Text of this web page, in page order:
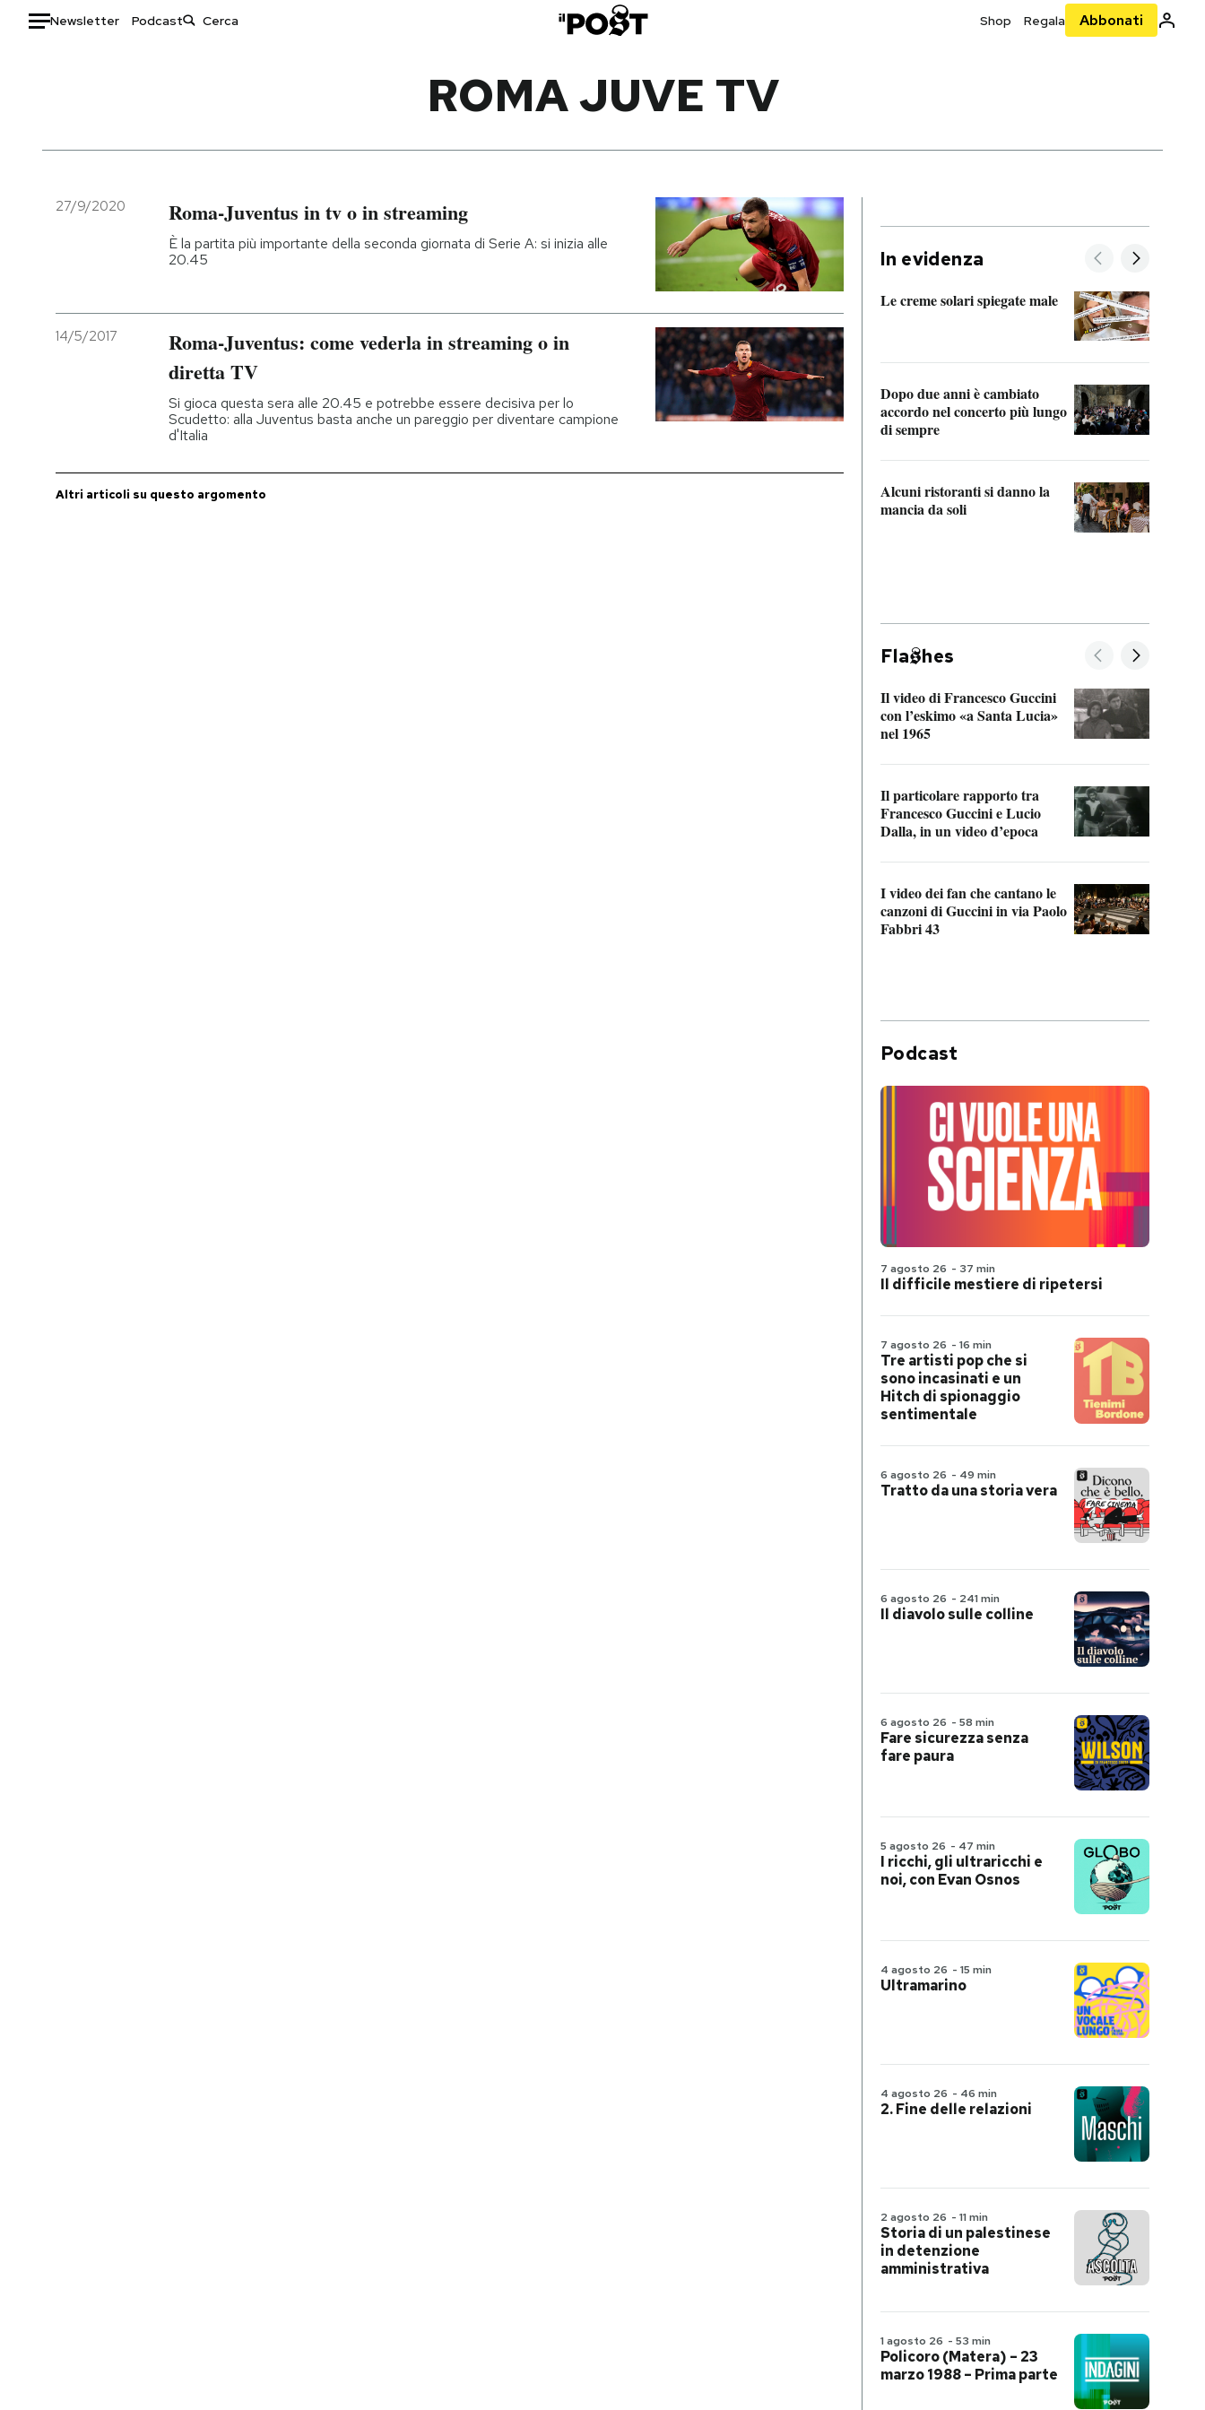
Newsletter Podcast Shop Regala Abbonati
Italia
Politica
Economia
Moda
Ok Boomer!
NEWSLETTER
ROMA JUVE TV
27/9/2020 Roma-Juventus in tv o in streaming
È la partita più importante della seconda giornata di Serie A: si inizia alle
20.45
14/5/2017
Roma-Juventus: come vederla in streaming o in
diretta TV
Si gioca questa sera alle 20.45 e potrebbe essere decisiva per lo
Scudetto: alla Juventus basta anche un pareggio per diventare campione
d'Italia
Altri articoli su questo argomento
In evidenza
Le creme solari spiegate male
Dopo due anni è cambiato
accordo nel concerto più lungo
di sempre
Alcuni ristoranti si danno la
mancia da soli
Fla hes
Il video di Francesco Guccini
con l’eskimo «a Santa Lucia»
nel 1965
Il particolare rapporto tra
Francesco Guccini e Lucio
Dalla, in un video d’epoca
I video dei fan che cantano le
canzoni di Guccini in via Paolo
Fabbri 43
Podcast
7 agosto 26 - 37 min
Il difficile mestiere di ripetersi
7 agosto 26 - 16 min
Tre artisti pop che si
sono incasinati e un
Hitch di spionaggio
sentimentale
6 agosto 26 - 49 min
Tratto da una storia vera
6 agosto 26 - 241 min
Il diavolo sulle colline
6 agosto 26 - 58 min
Fare sicurezza senza
fare paura
5 agosto 26 - 47 min
I ricchi, gli ultraricchi e
noi, con Evan Osnos
4 agosto 26 - 15 min
Ultramarino
4 agosto 26 - 46 min
2. Fine delle relazioni
2 agosto 26 - 11 min
Storia di un palestinese
in detenzione
amministrativa
1 agosto 26 - 53 min
Policoro (Matera) – 23
marzo 1988 – Prima parte